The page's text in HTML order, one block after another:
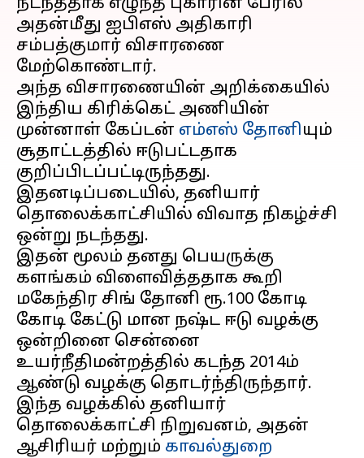
நடந்ததாக எழுந்த புகாரின் பேரில்
அதன்மீது ஐபிஎஸ் அதிகாரி
சம்பத்குமார் விசாரணை
மேற்கொண்டார்.
அந்த விசாரணையின் அறிக்கையில்
இந்திய கிரிக்கெட் அணியின்
முன்னாள் கேப்டன் எம்எஸ் தோனியும்
சூதாட்டத்தில் ஈடுபட்டதாக
குறிப்பிடப்பட்டிருந்தது.
இதனடிப்படையில், தனியார்
தொலைக்காட்சியில் விவாத நிகழ்ச்சி
ஒன்று நடந்தது.
இதன் மூலம் தனது பெயருக்கு
களங்கம் விளைவித்ததாக கூறி
மகேந்திர சிங் தோனி ரூ.100 கோடி
கோடி கேட்டு மான நஷ்ட ஈடு வழக்கு
ஒன்றினை சென்னை
உயர்நீதிமன்றத்தில் கடந்த 2014ம்
ஆண்டு வழக்கு தொடர்ந்திருந்தார்.
இந்த வழக்கில் தனியார்
தொலைக்காட்சி நிறுவனம், அதன்
ஆசிரியர் மற்றும் காவல்துறை